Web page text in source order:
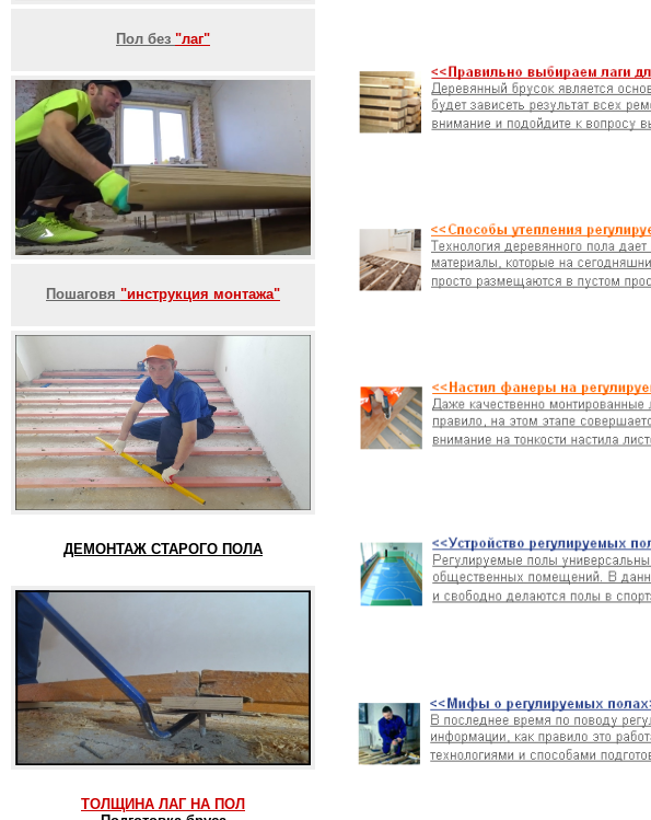
Пол без "лаг"
Пошаговя "инструкция монтажа"
ДЕМОНТАЖ СТАРОГО ПОЛА
ТОЛЩИНА ЛАГ НА ПОЛ